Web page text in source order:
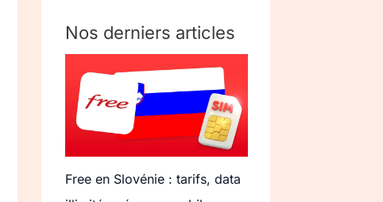
Nos derniers articles
Free en Slovénie : tarifs, data